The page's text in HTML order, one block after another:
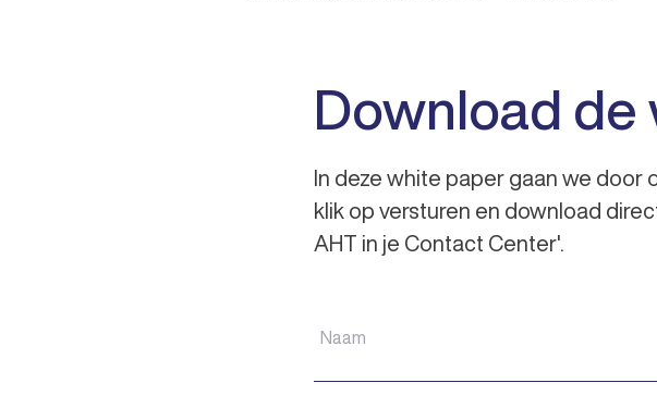
Download de
In deze white paper gaan we door
klik op versturen en download
AHT in je Contact Center'.